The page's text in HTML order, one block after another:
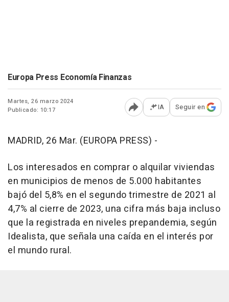
Europa Press Economía Finanzas
Martes, 26 marzo 2024
Publicado: 10:17
Abrir opciones para
IA Seguir en
MADRID, 26 Mar. (EUROPA PRESS) -
Los interesados en comprar o alquilar viviendas
en municipios de menos de 5.000 habitantes
bajó del 5,8% en el segundo trimestre de 2021 al
4,7% al cierre de 2023, una cifra más baja incluso
que la registrada en niveles prepandemia, según
Idealista, que señala una caída en el interés por
el mundo rural.